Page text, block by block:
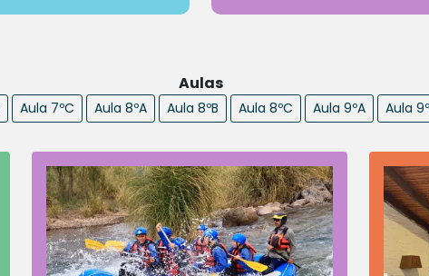
Aulas
Aula 7ºC Aula 8ºA Aula 8ºB Aula 8ºC Aula 9ºA Aula